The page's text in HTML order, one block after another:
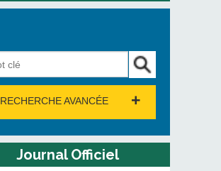
RECHERCHE AVANCÉE +
Journal Officiel